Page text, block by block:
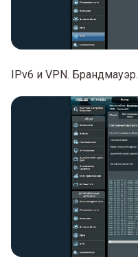
IPv6 и VPN. Брандмауэр.